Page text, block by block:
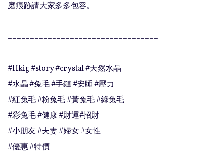
磨痕跡請大家多多包容。
==================================
#Hkig #story #crystal #天然水晶
#水晶 #兔毛 #手鏈 #安睡 #壓力
#紅兔毛 #粉兔毛 #黃兔毛 #綠兔毛
#彩兔毛 #健康 #財運#招財
#小朋友 #夫妻 #婦女 #女性
#優惠 #特價